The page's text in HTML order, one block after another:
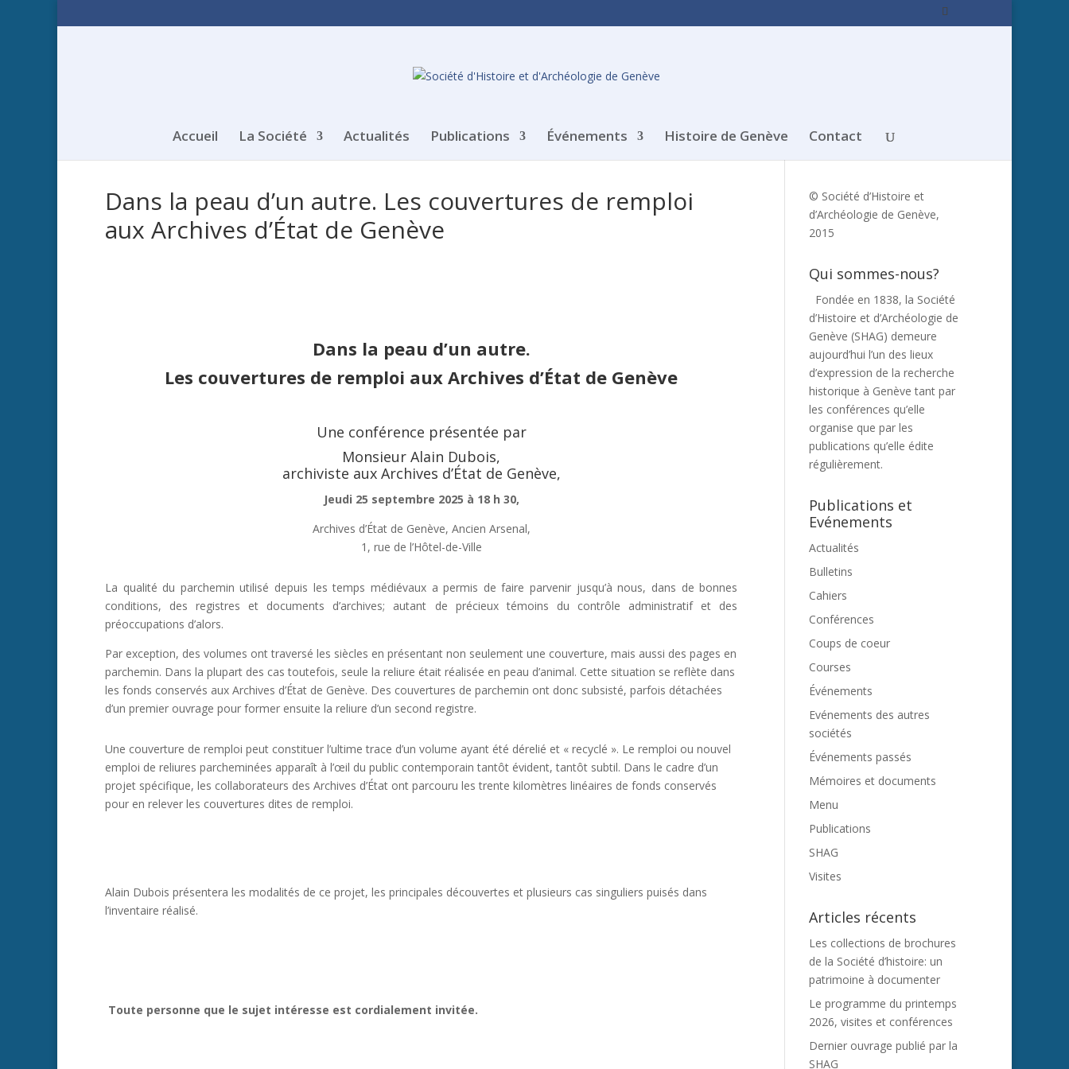
Accueil La Société Actualités Publications Événements Histoire de Genève Contact
Dans la peau d’un autre. Les couvertures de remploi
aux Archives d’État de Genève
Dans la peau d’un autre.
Les couvertures de remploi aux Archives d’État de Genève
Une conférence présentée par
Monsieur Alain Dubois,
archiviste aux Archives d’État de Genève,
Jeudi 25 septembre 2025 à 18 h 30,
Archives d’État de Genève, Ancien Arsenal,
1, rue de l’Hôtel-de-Ville
La qualité du parchemin utilisé depuis les temps médiévaux a permis de faire parvenir jusqu’à nous, dans de bonnes
conditions, des registres et documents d’archives; autant de précieux témoins du contrôle administratif et des
préoccupations d’alors.
Par exception, des volumes ont traversé les siècles en présentant non seulement une couverture, mais aussi des pages en
parchemin. Dans la plupart des cas toutefois, seule la reliure était réalisée en peau d’animal. Cette situation se reflète dans
les fonds conservés aux Archives d’État de Genève. Des couvertures de parchemin ont donc subsisté, parfois détachées
d’un premier ouvrage pour former ensuite la reliure d’un second registre.
Une couverture de remploi peut constituer l’ultime trace d’un volume ayant été dérelié et « recyclé ». Le remploi ou nouvel
emploi de reliures parcheminées apparaît à l’œil du public contemporain tantôt évident, tantôt subtil. Dans le cadre d’un
projet spécifique, les collaborateurs des Archives d’État ont parcouru les trente kilomètres linéaires de fonds conservés
pour en relever les couvertures dites de remploi.
Alain Dubois présentera les modalités de ce projet, les principales découvertes et plusieurs cas singuliers puisés dans
l’inventaire réalisé.
Toute personne que le sujet intéresse est cordialement invitée.
© Société d’Histoire et
d’Archéologie de Genève,
2015
Qui sommes-nous?
Fondée en 1838, la Société
d’Histoire et d’Archéologie de
Genève (SHAG) demeure
aujourd’hui l’un des lieux
d’expression de la recherche
historique à Genève tant par
les conférences qu’elle
organise que par les
publications qu’elle édite
régulièrement.
Publications et
Evénements
Actualités
Bulletins
Cahiers
Conférences
Coups de coeur
Courses
Événements
Evénements des autres
sociétés
Événements passés
Mémoires et documents
Menu
Publications
SHAG
Visites
Articles récents
Les collections de brochures
de la Société d’histoire: un
patrimoine à documenter
Le programme du printemps
2026, visites et conférences
Dernier ouvrage publié par la
SHAG